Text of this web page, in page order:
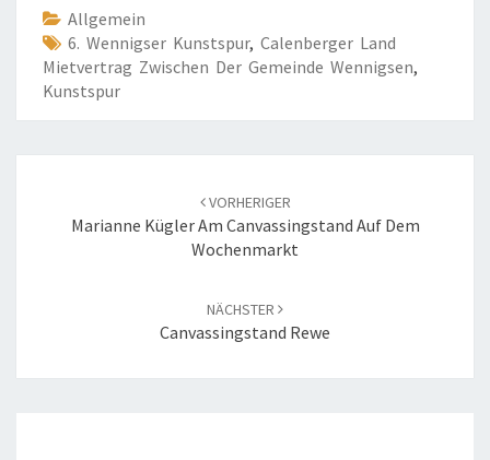
Allgemein
6. Wennigser Kunstspur, Calenberger Land
Mietvertrag Zwischen Der Gemeinde Wennigsen,
Kunstspur
VORHERIGER
Marianne Kügler Am Canvassingstand Auf Dem
Wochenmarkt
NÄCHSTER
Canvassingstand Rewe